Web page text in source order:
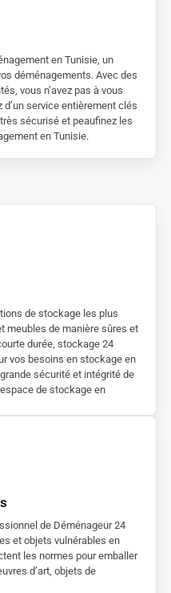
en Tunisie, un
déménagements. Avec des
vous n’avez pas à vous
service entièrement clés
sécurisé et peaufinez les
en Tunisie.
de stockage les plus
meubles de manière sûres et
durée, stockage 24
vos besoins en stockage en
sécurité et intégrité de
de stockage en
de Déménageur 24
et objets vulnérables en
les normes pour emballer
d’art, objets de